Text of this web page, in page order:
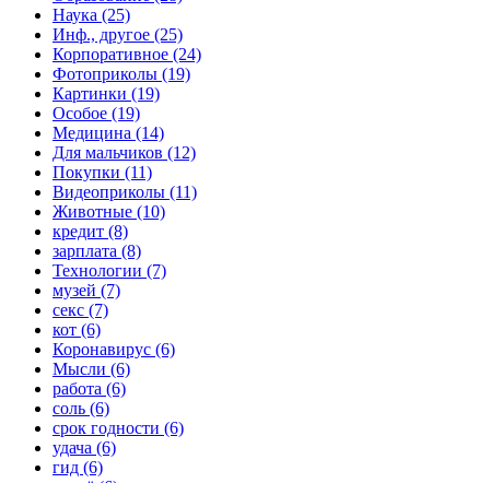
Наука (25)
Инф., другое (25)
Корпоративное (24)
Фотоприколы (19)
Картинки (19)
Особое (19)
Медицина (14)
Для мальчиков (12)
Покупки (11)
Видеоприколы (11)
Животные (10)
кредит (8)
зарплата (8)
Технологии (7)
музей (7)
секс (7)
кот (6)
Коронавирус (6)
Мысли (6)
работа (6)
соль (6)
срок годности (6)
удача (6)
гид (6)